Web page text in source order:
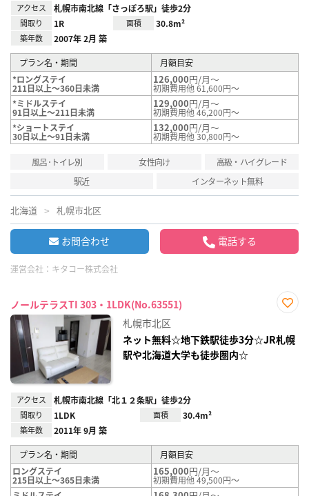
アクセス 札幌市南北線「さっぽろ駅」徒歩2分
間取り 1R 面積 30.8m²
築年数 2007年 2月 築
プラン名・期間
月額目安
*ロングステイ
211日以上～360日未満
126,000円/月～
初期費用他 61,600円～
*ミドルステイ
91日以上～211日未満
129,000円/月～
初期費用他 46,200円～
*ショートステイ
30日以上～91日未満
132,000円/月～
初期費用他 30,800円～
風呂･トイレ別 女性向け
高級・ハイグレード
駅近
インターネット無料
北海道 札幌市北区
お問合わせ 電話する
運営会社： キタコー株式会社
ノールテラスTI 303・1LDK(No.63551)
り登
録
札幌市北区
ネット無料☆地下鉄駅徒歩3分☆JR札幌
駅や北海道大学も徒歩圏内☆
アクセス 札幌市南北線「北１２条駅」徒歩2分
間取り 1LDK 面積 30.4m²
築年数 2011年 9月 築
プラン名・期間
月額目安
ロングステイ
215日以上～365日未満
165,000円/月～
初期費用他 49,500円～